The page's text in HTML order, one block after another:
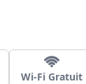
Wi-Fi Gratuit